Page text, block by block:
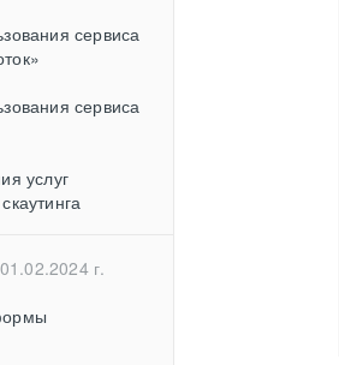
сервиса
сервиса
услуг
г.